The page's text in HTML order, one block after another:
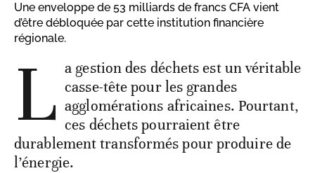
Une enveloppe de 53 milliards de francs CFA vient
d’être débloquée par cette institution financière
régionale.
L a gestion des déchets est un véritable
casse-tête pour les grandes
agglomérations africaines. Pourtant,
ces déchets pourraient être
durablement transformés pour produire de
l’énergie.